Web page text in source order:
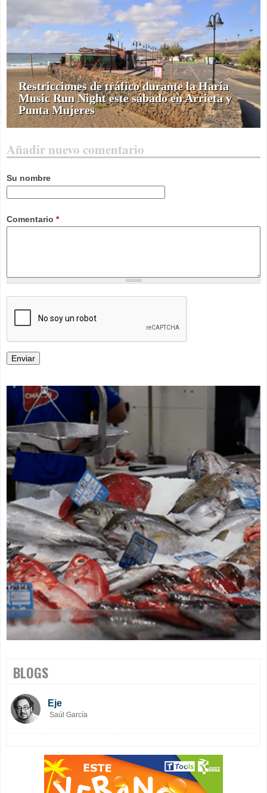
Restricciones de tráfico durante la Haría
Music Run Night este sábado en Arrieta y
Punta Mujeres
Añadir nuevo comentario
Su nombre
Comentario *
BLOGS
Eje
Saúl García